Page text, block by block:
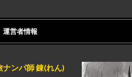
運営者情報
ナンパ師 錬(れん)